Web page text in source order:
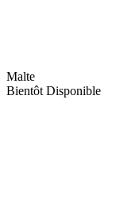
Malte
Bientôt Disponible